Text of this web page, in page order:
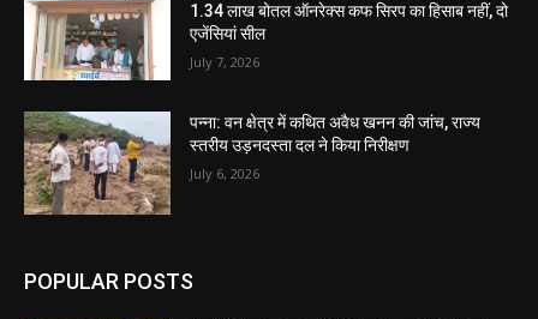
1.34 लाख बोतल ऑनरेक्स कफ सिरप का हिसाब नहीं, दो
एजेंसियां सील
July 7, 2026
पन्ना: वन क्षेत्र में कथित अवैध खनन की जांच, राज्य
स्तरीय उड़नदस्ता दल ने किया निरीक्षण
July 6, 2026
POPULAR POSTS